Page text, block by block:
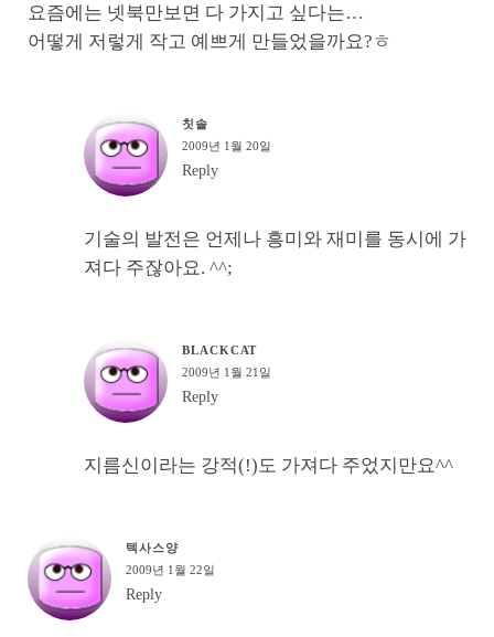
요즘에는 넷북만보면 다 가지고 싶다는…
어떻게 저렇게 작고 예쁘게 만들었을까요?ㅎ
칫솔
2009년 1월 20일
Reply
기술의 발전은 언제나 흥미와 재미를 동시에 가
져다 주잖아요. ^^;
BLACKCAT
2009년 1월 21일
Reply
지름신이라는 강적(!)도 가져다 주었지만요^^
텍사스양
2009년 1월 22일
Reply